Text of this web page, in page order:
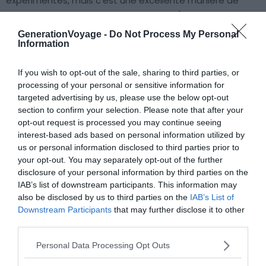
GenerationVoyage - Do Not Process My Personal
Information
If you wish to opt-out of the sale, sharing to third parties, or
processing of your personal or sensitive information for
targeted advertising by us, please use the below opt-out
section to confirm your selection. Please note that after your
opt-out request is processed you may continue seeing
interest-based ads based on personal information utilized by
us or personal information disclosed to third parties prior to
your opt-out. You may separately opt-out of the further
disclosure of your personal information by third parties on the
IAB’s list of downstream participants. This information may
also be disclosed by us to third parties on the IAB’s List of
Downstream Participants that may further disclose it to other
Personal Data Processing Opt Outs
visiter le Parc des Volcans d’Auvergne. À votre rythme,
traversez la réserve naturelle et partez à la découverte
de ses paysages. Pour ne pas visiter passivement, des
avec vous ses anecdotes et son savoir sur la région.
D’ailleurs, pourquoi ne pas tenter la “Grande Traversée
du Volcan” à vélo : un parcours de 150 kilomètres à
travers le Cantal. Une activité idéale pour lever le voile
sur tous les visages cantalous.
Découvrir les quatre réserves naturelles
Le Parc des Volcans abritequatre réserves naturelles :
Chastreix Sancy,Vallée de Chaudefour, Sagnes de
Mais dans tous les cas, la faune et la flore sont